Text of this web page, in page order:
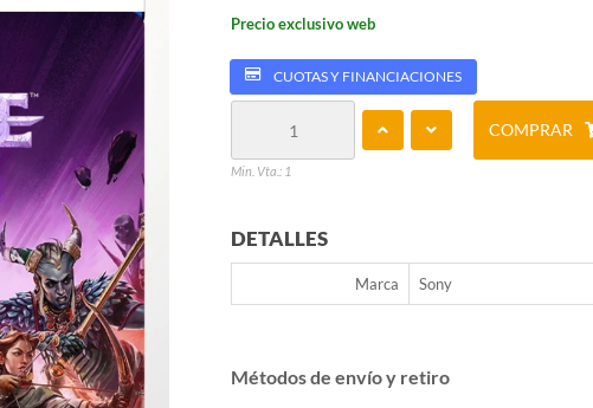
Precio exclusivo web
CUOTAS Y FINANCIACIONES
Min. Vta.: 1
COMPRAR
DETALLES
Marca Sony
Métodos de envío y retiro